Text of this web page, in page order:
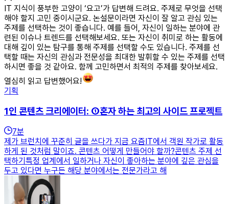
IT 지식이 풍부한 고양이 ‘요고’가 답변해 드려요. 주제로 무엇을 선택
해야 할지 고민 중이시군요. 논설문이라면 자신이 잘 알고 관심 있는
주제를 선택하는 것이 좋습니다. 예를 들어, 자신이 일하는 분야에 관
련된 이슈나 트렌드를 선택해보세요. 또는 자신이 취미로 하는 활동에
대해 깊이 있는 탐구를 통해 주제를 선택할 수도 있습니다. 주제를 선
택할 때는 자신의 관심과 전문성을 최대한 발휘할 수 있는 주제를 선택
하시면 좋을 것 같아요. 함께 고민하면서 최적의 주제를 찾아보세요.
열심히 읽고 답변했어요!
기획
1인 콘텐츠 크리에이터: ①혼자 하는 최고의 사이드 프로젝트
7분
제가 브런치에 꾸준히 글을 쓰다가 지금 요즘IT에서 객원 작가로 활동
하게 된 것처럼 말이죠. 콘텐츠 어떻게 만들어야 할까?콘텐츠 주제 선
택하기특정 업계에서 일하거나 자신이 좋아하는 분야에 깊은 관심을
두고 있다면 누구든 해당 분야에서는 전문가라고 해